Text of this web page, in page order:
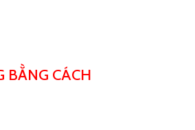
BẰNG CÁCH